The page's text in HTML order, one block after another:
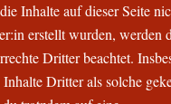
Inhalte auf dieser Seite
erstellt wurden, werden
Dritter beachtet.
Dritter als solche